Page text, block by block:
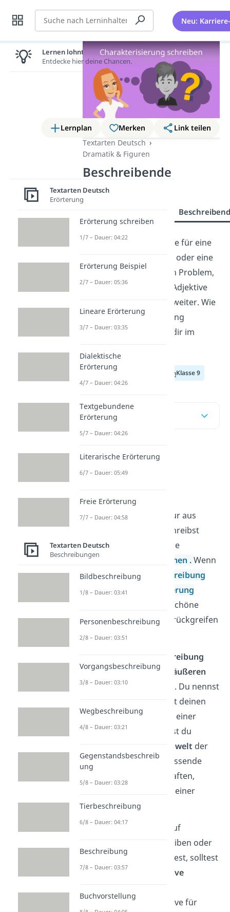
Suche Neu:
Lernplan Merken
Link teilen
Textarten Deutsch
Dramatik & Figuren
Beschreibende
Adjektive Liste
Du suchst gute Adjektive für eine
Personenbeschreibung oder eine
Charakterisierung? Kein Problem,
unsere Beschreibende Adjektive
Liste hilft dir bestimmt weiter. Wie
du eine Charakterisierung
schreibst, erklären wir dir im
Klasse 7 Klasse 9
Inhaltsübersicht
Was sind
beschreibende
Adjektivesind von Natur aus
beschreibend. Du beschreibst
damit nämlich immer die
Eigenschaften von
Nomen .Wenn
du einePersonenbeschreibung
oder eineCharakterisierung
schreibst, gibt es viele schöne
Adjektive, auf die du zurückgreifen
kannst.
Personenbeschreibung
beschreibst du nur die
äußeren
Merkmaleeiner Person. Du nennst
also nur das, was du mit deinen
Augen sehen kannst. In einer
Charakterisierung
gehst du
Innenwelt der
Person ein. Du nutzt passende
Adjektive, um Eigenschaften,
Gedanken und Gefühle einer
Person darzustellen.
Wenn du eine Person auf
freundliche Art beschreiben oder
charakterisieren möchtest, solltest
du ausschließlich
positive
aussagekräftige Adjektive für
Lernen lohnt sich!
Entdecke hier deine Chancen.
Textarten Deutsch
Erörterung
Erörterung schreiben
1/7 – Dauer: 04:22
Erörterung Beispiel
2/7 – Dauer: 05:36
Lineare Erörterung
3/7 – Dauer: 03:35
Dialektische
Erörterung
4/7 – Dauer: 04:26
Textgebundene
Erörterung
5/7 – Dauer: 04:26
Literarische Erörterung
6/7 – Dauer: 05:49
Freie Erörterung
7/7 – Dauer: 04:58
Textarten Deutsch
Beschreibungen
Bildbeschreibung
1/8 – Dauer: 03:41
Personenbeschreibung
2/8 – Dauer: 03:51
Vorgangsbeschreibung
3/8 – Dauer: 03:10
Wegbeschreibung
4/8 – Dauer: 03:21
Gegenstandsbeschreib
ung
5/8 – Dauer: 03:28
Tierbeschreibung
6/8 – Dauer: 04:17
Beschreibung
7/8 – Dauer: 03:57
Buchvorstellung